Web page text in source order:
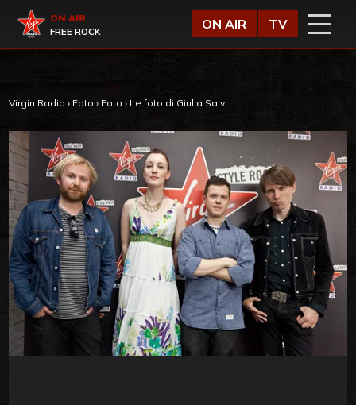
Virgin Radio
ON AIR
FREE ROCK
ON AIR TV
Virgin Radio › Foto › Foto › Le foto di Giulia Salvi